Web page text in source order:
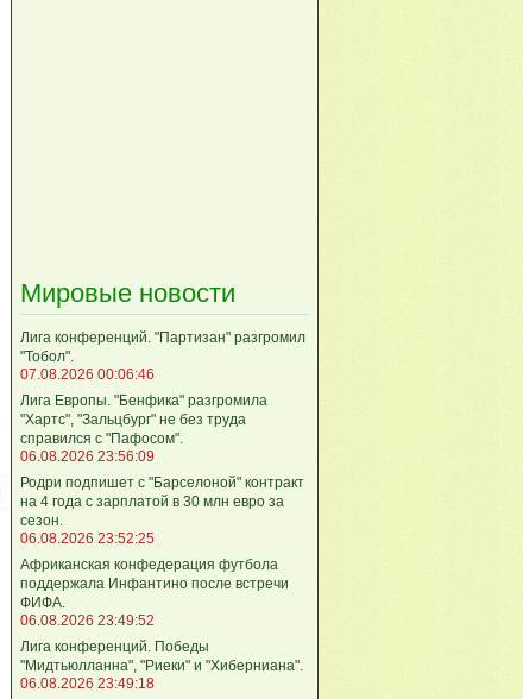
Мировые новости
Лига кoнференций. "Партизан" разгромил
"Тобол".
07.08.2026 00:06:46
Лига Европы. "Бенфика" разгромила
"Хартс", "Зальцбург" не без труда
справился с "Пафосом".
06.08.2026 23:56:09
Родри подпишет с "Барселоной" контракт
на 4 года с зарплатой в 30 млн евро за
сезон.
06.08.2026 23:52:25
Африканская конфедерация футбола
поддержала Инфантино после встречи
ФИФА.
06.08.2026 23:49:52
Лига кoнференций. Победы
"Мидтьюлланна", "Риеки" и "Хиберниана".
06.08.2026 23:49:18